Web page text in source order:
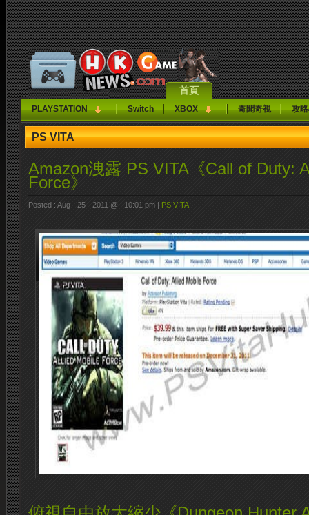
首頁
PLAYSTATION Switch XBOX 奇聞奇視 攻
PS VITA
Amazon洩露 PS VITA《Call of Duty:
Force》
Posted : Aug - 25 - 2011 @ : 10:01 pm | PS VITA